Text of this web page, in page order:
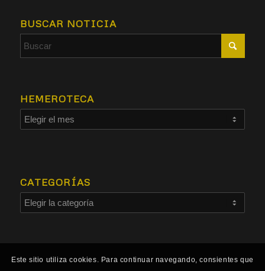
BUSCAR NOTICIA
HEMEROTECA
CATEGORÍAS
Este sitio utiliza cookies. Para continuar navegando, consientes que